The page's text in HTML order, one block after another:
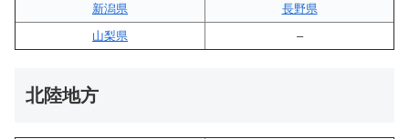
新潟県
長野県
山梨県
–
北陸地方